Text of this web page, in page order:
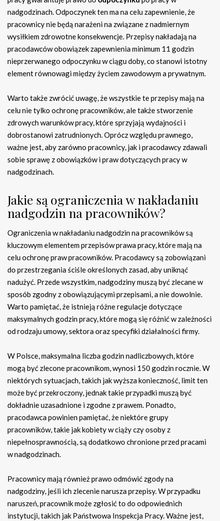
nadgodzinach. Odpoczynek ten ma na celu zapewnienie, że
pracownicy nie będą narażeni na związane z nadmiernym
wysiłkiem zdrowotne konsekwencje. Przepisy nakładają na
pracodawców obowiązek zapewnienia minimum 11 godzin
nieprzerwanego odpoczynku w ciągu doby, co stanowi istotny
element równowagi między życiem zawodowym a prywatnym.
Warto także zwrócić uwagę, że wszystkie te przepisy mają na
celu nie tylko ochronę pracowników, ale także stworzenie
zdrowych warunków pracy, które sprzyjają wydajności i
dobrostanowi zatrudnionych. Oprócz względu prawnego,
ważne jest, aby zarówno pracownicy, jak i pracodawcy zdawali
sobie sprawę z obowiązków i praw dotyczących pracy w
nadgodzinach.
Jakie są ograniczenia w nakładaniu
nadgodzin na pracowników?
Ograniczenia w nakładaniu nadgodzin na pracowników są
kluczowym elementem przepisów prawa pracy, które mają na
celu ochronę praw pracowników. Pracodawcy są zobowiązani
do przestrzegania ściśle określonych zasad, aby uniknąć
nadużyć. Przede wszystkim, nadgodziny muszą być zlecane w
sposób zgodny z obowiązującymi przepisami, a nie dowolnie.
Warto pamiętać, że istnieją różne regulacje dotyczące
maksymalnych godzin pracy, które mogą się różnić w zależności
od rodzaju umowy, sektora oraz specyfiki działalności firmy.
W Polsce, maksymalna liczba godzin nadliczbowych, które
mogą być zlecone pracownikom, wynosi 150 godzin rocznie. W
niektórych sytuacjach, takich jak wyższa konieczność, limit ten
może być przekroczony, jednak takie przypadki muszą być
dokładnie uzasadnione i zgodne z prawem. Ponadto,
pracodawca powinien pamiętać, że niektóre grupy
pracowników, takie jak kobiety w ciąży czy osoby z
niepełnosprawnością, są dodatkowo chronione przed pracami
w nadgodzinach.
Pracownicy mają również prawo odmówić zgody na
nadgodziny, jeśli ich zlecenie narusza przepisy. W przypadku
naruszeń, pracownik może zgłosić to do odpowiednich
instytucji, takich jak Państwowa Inspekcja Pracy. Ważne jest,